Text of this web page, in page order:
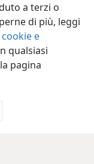
a terzi o
di più, leggi
e
qualsiasi
pagina